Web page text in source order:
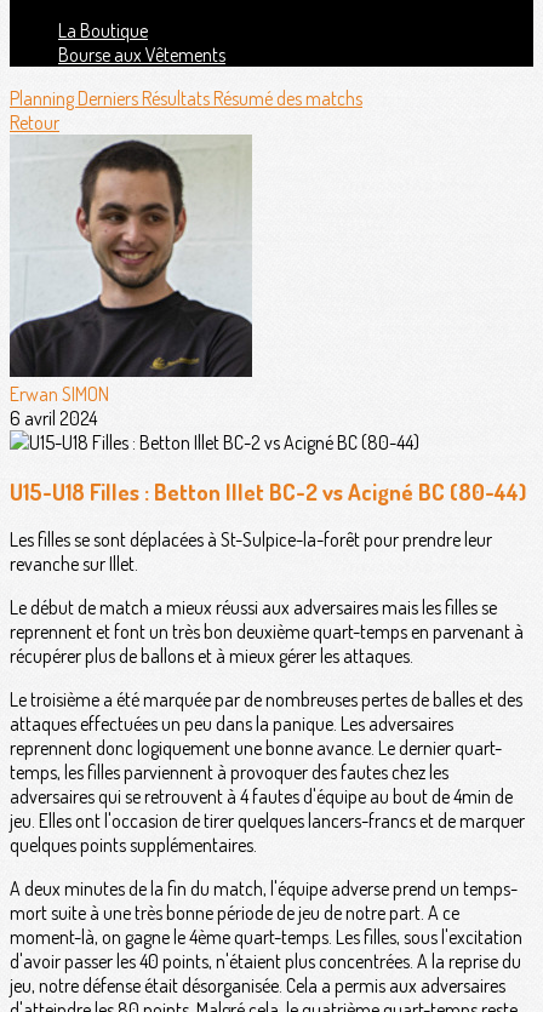
La Boutique
Bourse aux Vêtements
PlanningDerniers RésultatsRésumé des matchs
Retour
Erwan SIMON
6 avril 2024
U15-U18 Filles : Betton Illet BC-2 vs Acigné BC (80-44)
Les filles se sont déplacées à St-Sulpice-la-forêt pour prendre leur
revanche sur Illet.
Le début de match a mieux réussi aux adversaires mais les filles se
reprennent et font un très bon deuxième quart-temps en parvenant à
récupérer plus de ballons et à mieux gérer les attaques.
Le troisième a été marquée par de nombreuses pertes de balles et des
attaques effectuées un peu dans la panique. Les adversaires
reprennent donc logiquement une bonne avance. Le dernier quart-
temps, les filles parviennent à provoquer des fautes chez les
adversaires qui se retrouvent à 4 fautes d'équipe au bout de 4min de
jeu. Elles ont l'occasion de tirer quelques lancers-francs et de marquer
quelques points supplémentaires.
A deux minutes de la fin du match, l'équipe adverse prend un temps-
mort suite à une très bonne période de jeu de notre part. A ce
moment-là, on gagne le 4ème quart-temps. Les filles, sous l'excitation
d'avoir passer les 40 points, n'étaient plus concentrées. A la reprise du
jeu, notre défense était désorganisée. Cela a permis aux adversaires